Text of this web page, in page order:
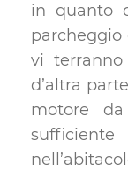
in quanto
parcheggio
vi
d’altra
motore